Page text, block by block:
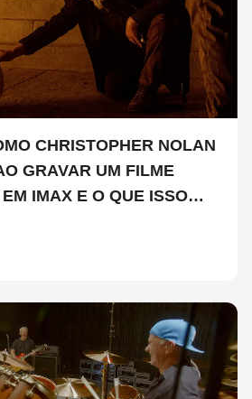
CHRISTOPHER NOLAN
GRAVAR UM FILME
IMAX E O QUE ISSO